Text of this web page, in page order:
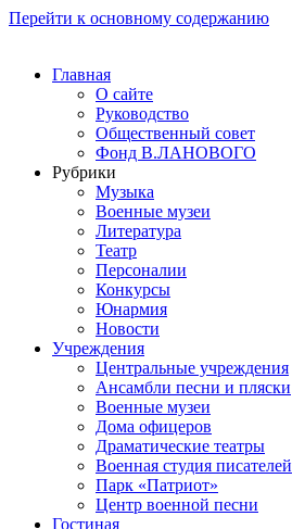
Перейти к основному содержанию
Главная
О сайте
Руководство
Общественный совет
Фонд В.ЛАНОВОГО
Рубрики
Музыка
Военные музеи
Литература
Театр
Персоналии
Конкурсы
Юнармия
Новости
Учреждения
Центральные учреждения
Ансамбли песни и пляски
Военные музеи
Дома офицеров
Драматические театры
Военная студия писателей
Парк «Патриот»
Центр военной песни
Гостиная